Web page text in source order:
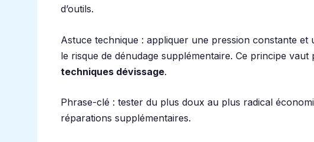
d’outils.
Astuce technique : appliquer une pression constante et
le risque de dénudage supplémentaire. Ce principe
techniques dévissage.
Phrase-clé : tester du plus doux au plus radical
réparations supplémentaires.